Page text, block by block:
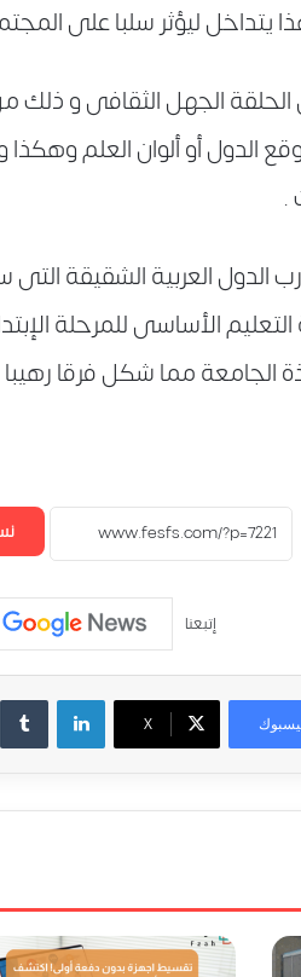
ليؤثر سلبا على
الجهل الثقافى و ذلك
.
العربية الشقيقة التى
الأساسى للمرحلة
الجامعة مما شكل فرقا
إتبعنا
‫X
لينكدإن ‏Tumblr